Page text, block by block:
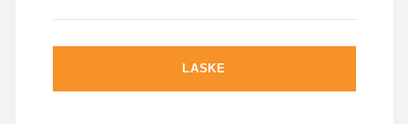
LASKE